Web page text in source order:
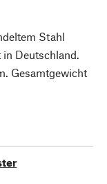
Stahl
Deutschland.
Gesamtgewicht